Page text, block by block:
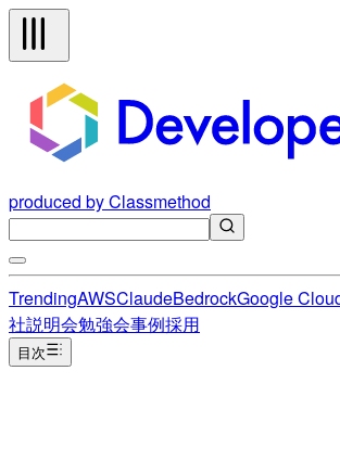
produced by Classmethod
TrendingAWSClaudeBedrockGoogle
社説明会勉強会事例採用
目次